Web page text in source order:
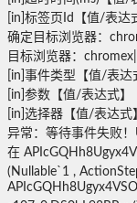
[in] 标签页Id
【值/表达
确定目标浏览器：
目标浏览器：
[in] 事件类型 【值/表达
[in] 参数 【值/表达式】
[in] 选择器 【值/表达式
异常：等待事件失败
在
(Nullable`1 ,